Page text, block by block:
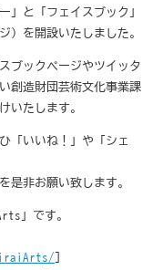
」と「フェイスブック」
）を開設いたしました。
ブックページやツイッタ
創造財団芸術文化事業課
いたします。
「いいね！」や「シェ
是非お願い致します。
」です。